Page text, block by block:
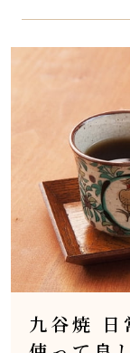
九谷焼 日